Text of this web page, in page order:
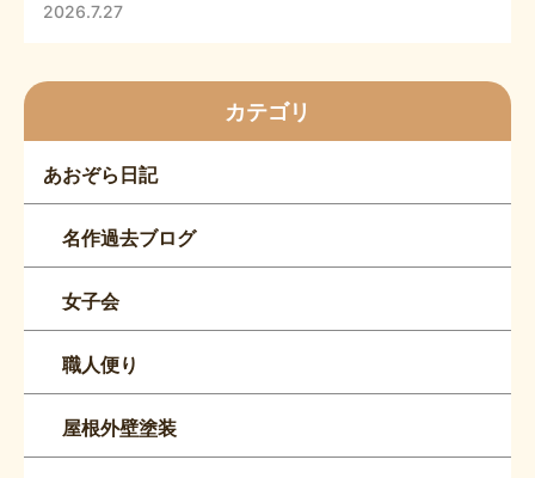
2026.7.27
カテゴリ
あおぞら日記
名作過去ブログ
女子会
職人便り
屋根外壁塗装